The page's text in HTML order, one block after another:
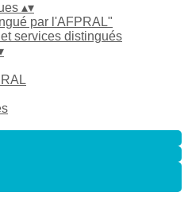
▴▾
par l'AFPRAL"
services distingués